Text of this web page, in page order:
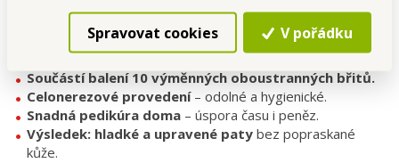
Spravovat cookies V pořádku
Hlavní výhody
Rychle a účinně odstraňuje zrohovatělou kůži a
otlaky.
Součástí balení 10 výměnných oboustranných břitů.
Celonerezové provedení– odolné a hygienické.
Snadná pedikúra doma – úspora času i peněz.
Výsledek: hladké a upravené paty bez popraskané
kůže.